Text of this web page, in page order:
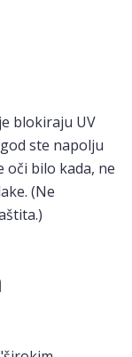
blokiraju UV
ste napolju
oči bilo kada, ne
(Ne